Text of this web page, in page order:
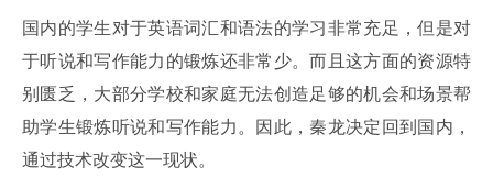
国内的学生对于英语词汇和语法的学习非常充足，但是对
于听说和写作能力的锻炼还非常少。而且这方面的资源特
别匮乏，大部分学校和家庭无法创造足够的机会和场景帮
助学生锻炼听说和写作能力。因此，秦龙决定回到国内，
通过技术改变这一现状。